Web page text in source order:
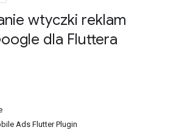
wtyczki reklam
dla Fluttera
Ads Flutter Plugin